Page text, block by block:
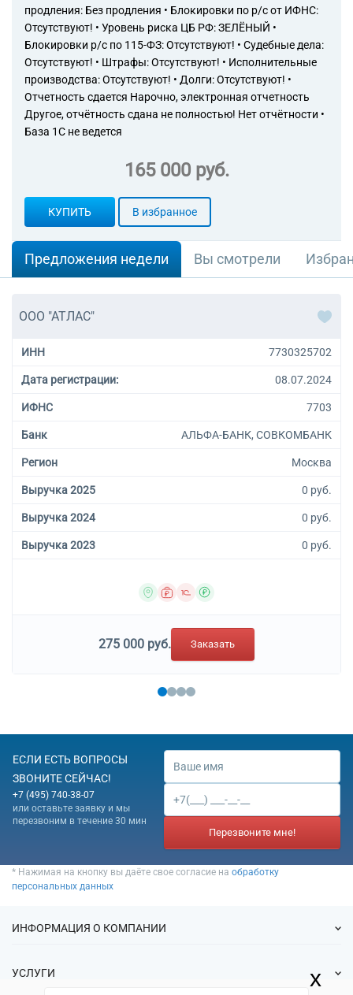
продления: Без продления • Блокировки по р/с от ИФНС:
Отсутствуют! • Уровень риска ЦБ РФ: ЗЕЛЁНЫЙ •
Блокировки р/с по 115-ФЗ: Отсутствуют! • Судебные дела:
Отсутствуют! • Штрафы: Отсутствуют! • Исполнительные
производства: Отсутствуют! • Долги: Отсутствуют! •
Отчетность сдается Нарочно, электронная отчетность
Другое, отчётность сдана не полностью! Нет отчётности •
База 1С не ведется
165 000 руб.
КУПИТЬ В избранное
Предложения недели Вы смотрели
ООО "АТЛАС"
ИНН 7730325702
Дата регистрации: 08.07.2024
ИФНС 7703
Банк АЛЬФА-БАНК, СОВКОМБАНК
Регион Москва
Выручка 2025 0 руб.
Выручка 2024 0 руб.
Выручка 2023 0 руб.
275 000 руб. Заказать
ЕСЛИ ЕСТЬ ВОПРОСЫ
ЗВОНИТЕ СЕЙЧАС!
+7 (495) 740-38-07
или оставьте заявку и мы
перезвоним в течение 30 мин
Перезвоните мне!
* Нажимая на кнопку вы даёте свое согласие на обработку
персональных данных
ИНФОРМАЦИЯ О КОМПАНИИ
О нас
УСЛУГИ x